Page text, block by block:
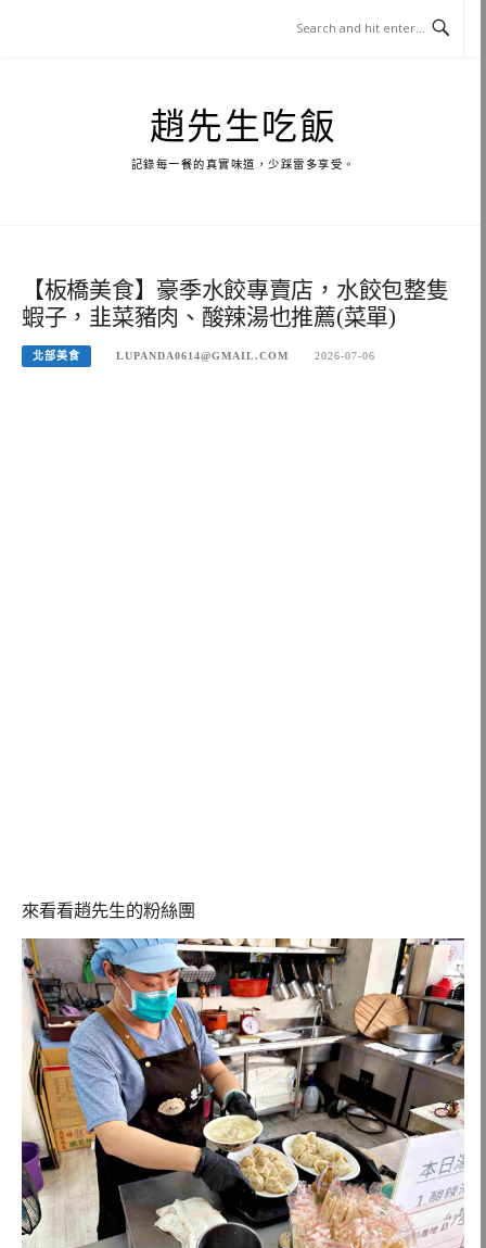
趙先生吃飯
記錄每一餐的真實味道，少踩雷多享受。
【板橋美食】豪季水餃專賣店，水餃包整隻
蝦子，韭菜豬肉、酸辣湯也推薦(菜單)
北部美食 LUPANDA0614@GMAIL.COM 2026-07-06
來看看趙先生的粉絲團